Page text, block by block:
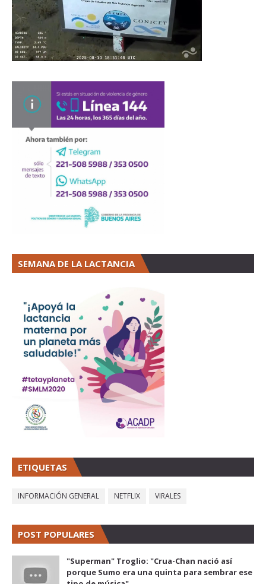
SEMANA DE LA LACTANCIA
ETIQUETAS
INFORMACIÓN GENERAL NETFLIX VIRALES
POST POPULARES
"Superman" Troglio: "Crua-Chan nació así
porque Sumo era una quinta para sembrar ese